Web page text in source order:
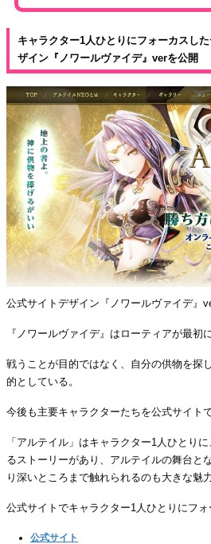
キャラクター1人ひとりにフォーカスし
ザイン『ノワールヴァイデ』verを公開
公式サイトデザイン『ノワールヴァイデ』
『ノワールヴァイデ』はローティアが最初
戦うことが目的ではなく、自分の供物を探
的としている。
今後も主要キャラクターたちを公式サイト
「アルテイル」はキャラクター1人ひとり
るストーリーがあり、アルテイルの舞台と
り深いところまで触れられるのも大きな魅力
公式サイトでキャラクター1人ひとりにフォ
公式サイト